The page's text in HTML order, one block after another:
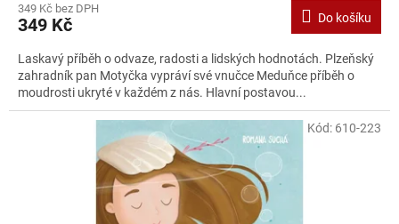
349 Kč bez DPH
349 Kč Do košíku
Laskavý příběh o odvaze, radosti a lidských hodnotách. Plzeňský
zahradník pan Motyčka vypráví své vnučce Meduňce příběh o
moudrosti ukryté v každém z nás. Hlavní postavou...
Kód: 610-223